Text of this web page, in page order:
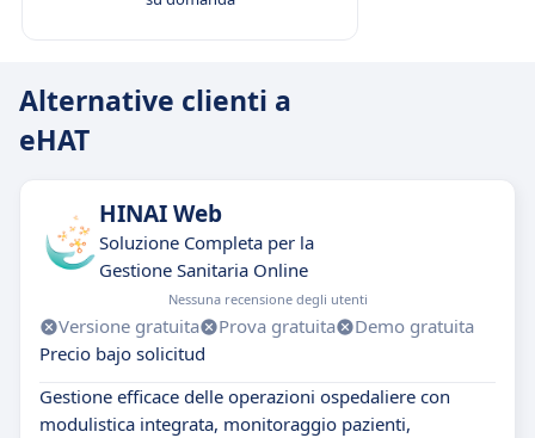
Alternative clienti a
eHAT
HINAI Web
Soluzione Completa per la
Gestione Sanitaria Online
Nessuna recensione degli utenti
Versione gratuita Prova gratuita
Demo gratuita
Precio bajo solicitud
Gestione efficace delle operazioni ospedaliere con
modulistica integrata, monitoraggio pazienti,